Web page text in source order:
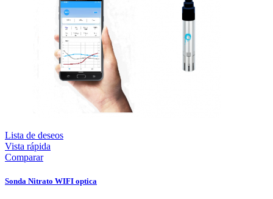
Lista de deseos
Vista rápida
Comparar
Sonda Nitrato WIFI optica